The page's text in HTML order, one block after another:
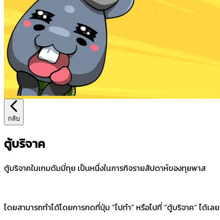
กลับ
ตู้บริจาค
ตู้บริจาคในเกมดัมมี่ทุย เป็นหนึ่งในภารกิจรายสัปดาห์ของทุยพาส
โดยสามารถทำได้โดยการกดที่ปุ่ม “ไปทำ” หรือไปที่ “ตู้บริจาค” ได้เล